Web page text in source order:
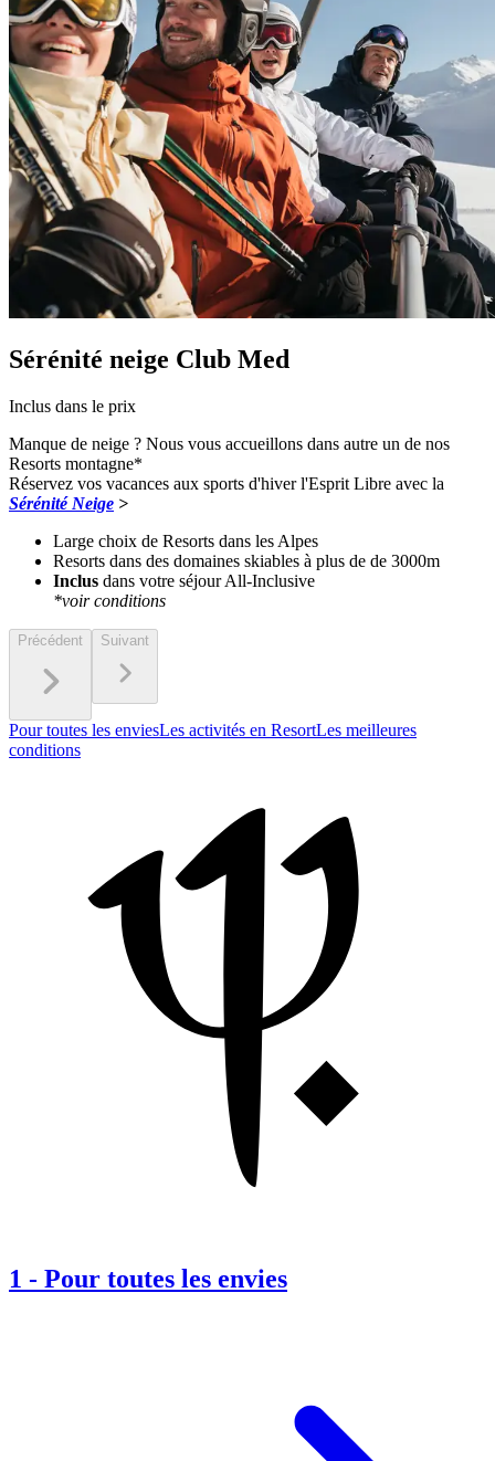
Sérénité neige Club Med
Inclus dans le prix
Manque de neige ? Nous vous accueillons dans autre un de nos
Resorts montagne*
Réservez vos vacances aux sports d'hiver l'Esprit Libre avec la
Sérénité Neige >
Large choix de Resorts dans les Alpes
Resorts dans des domaines skiables à plus de de 3000m
Inclus dans votre séjour All-Inclusive
*voir conditions
Précédent Suivant
Pour toutes les enviesLes activités en ResortLes meilleures
conditions
1 - Pour toutes les envies